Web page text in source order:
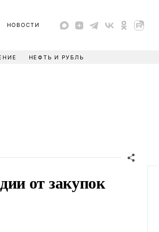
НОВОСТИ
НЕФТЬ И РУБЛЬ
от закупок